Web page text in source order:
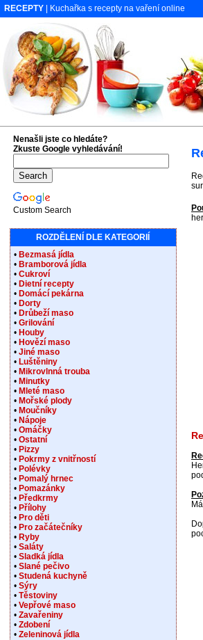
RECEPTY | Kuchařka s recepty na vaření online
Nenašli jste co hledáte?
Zkuste Google vyhledávání!
Custom Search
ROZDĚLENÍ DLE KATEGORIÍ
• Bezmasá jídla
• Bramborová jídla
• Cukroví
• Dietní recepty
• Domácí pekárna
• Dorty
• Drůbeží maso
• Grilování
• Houby
• Hovězí maso
• Jiné maso
• Luštěniny
• Mikrovlnná trouba
• Minutky
• Mleté maso
• Mořské plody
• Moučníky
• Nápoje
• Omáčky
• Ostatní
• Pizzy
• Pokrmy z vnitřností
• Polévky
• Pomalý hrnec
• Pomazánky
• Předkrmy
• Přílohy
• Pro děti
• Pro začátečníky
• Ryby
• Saláty
• Sladká jídla
• Slané pečivo
• Studená kuchyně
• Sýry
• Těstoviny
• Vepřové maso
• Zavařeniny
• Zdobení
• Zeleninová jídla